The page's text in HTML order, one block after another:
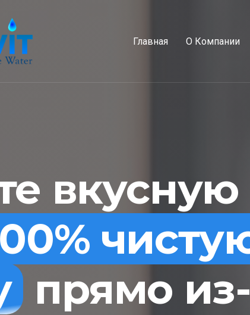
Главная О Компании
вкусную
прямо